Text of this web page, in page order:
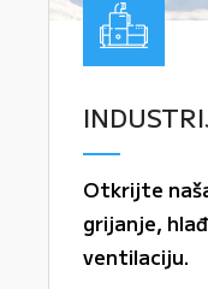
Otkrijte
grijanje,
ventilaciju.